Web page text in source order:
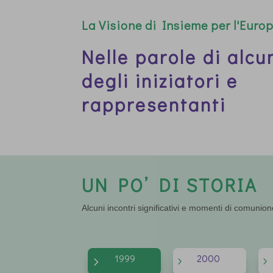
Nelle parole di
degli iniziatori e
rappresentanti
La Visione di Insieme per
“Nel nostro Insieme portiamo Gesù alle persone. Negli
dipendiamo dalla sua vicinanza. In tutte le ferite e le fratture,
vicinanza. Il Patto di amore reciproco che stringiamo per amore di Gesù
di Insieme per l’Europa”.
UN PO’ DI STORIA
Alcuni incontri significativi e momenti di
5 1999 5 2000 5